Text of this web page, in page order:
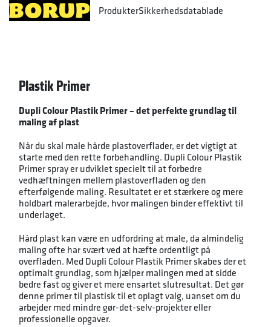
ProdukterSikkerhedsdatablade
Plastik Primer
Dupli Colour Plastik Primer – det perfekte grundlag til
maling af plast
Når du skal male hårde plastoverflader, er det vigtigt at
starte med den rette forbehandling. Dupli Colour Plastik
Primer spray er udviklet specielt til at forbedre
vedhæftningen mellem plastoverfladen og den
efterfølgende maling. Resultatet er et stærkere og mere
holdbart malerarbejde, hvor malingen binder effektivt til
underlaget.
Hård plast kan være en udfordring at male, da almindelig
maling ofte har svært ved at hæfte ordentligt på
overfladen. Med Dupli Colour Plastik Primer skabes der et
optimalt grundlag, som hjælper malingen med at sidde
bedre fast og giver et mere ensartet slutresultat. Det gør
denne primer til plastisk til et oplagt valg, uanset om du
arbejder med mindre gør-det-selv-projekter eller
professionelle opgaver.